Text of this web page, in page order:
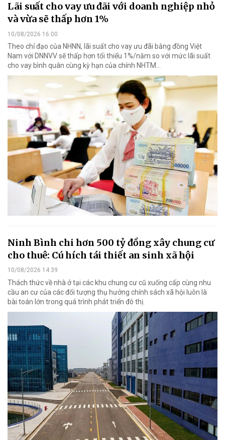
Lãi suất cho vay ưu đãi với doanh nghiệp nhỏ
và vừa sẽ thấp hơn 1%
10/08/2026 16:00
Theo chỉ đạo của NHNN, lãi suất cho vay ưu đãi bằng đồng Việt
Nam với DNNVV sẽ thấp hơn tối thiểu 1%/năm so với mức lãi suất
cho vay bình quân cùng kỳ hạn của chính NHTM...
Ninh Bình chi hơn 500 tỷ đồng xây chung cư
cho thuê: Cú hích tái thiết an sinh xã hội
10/08/2026 14:39
Thách thức về nhà ở tại các khu chung cư cũ xuống cấp cùng nhu
cầu an cư của các đối tượng thụ hưởng chính sách xã hội luôn là
bài toán lớn trong quá trình phát triển đô thị.